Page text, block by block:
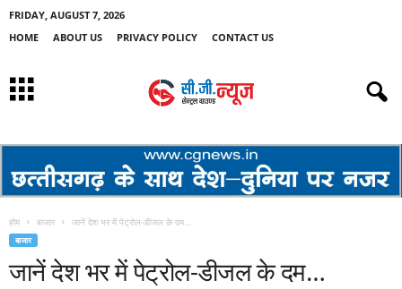
FRIDAY, AUGUST 7, 2026
HOME
ABOUT US PRIVACY POLICY CONTACT US
होम बाजार जानें देश भर में पेट्रोल-डीजल के दम…
बाजार
जानें देश भर में पेट्रोल-डीजल के दम…